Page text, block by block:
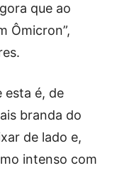
que ao
Ômicron”,
esta é, de
branda do
de lado e,
intenso com